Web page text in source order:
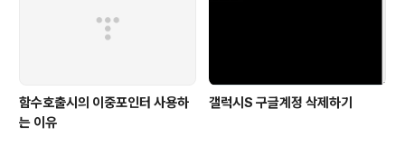
함수호출시의 이중포인터 사용하
는 이유
갤럭시S 구글계정 삭제하기